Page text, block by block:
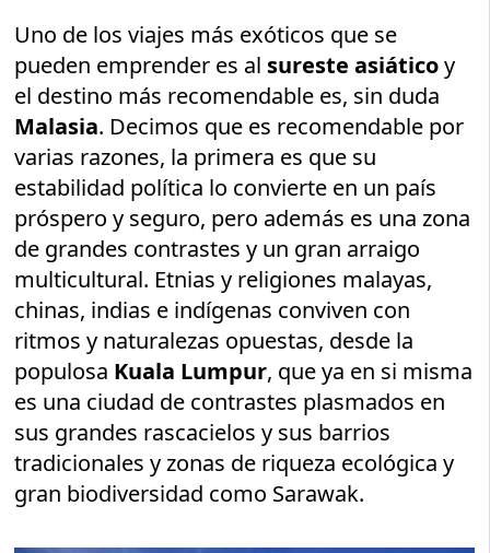
Uno de los viajes más exóticos que se
pueden emprender es al sureste asiáticoy
el destino más recomendable es, sin duda
Malasia. Decimos que es recomendable por
varias razones, la primera es que su
estabilidad política lo convierte en un país
próspero y seguro, pero además es una zona
de grandes contrastes y un gran arraigo
multicultural. Etnias y religiones malayas,
chinas, indias e indígenas conviven con
ritmos y naturalezas opuestas, desde la
populosa Kuala Lumpur, que ya en si misma
es una ciudad de contrastes plasmados en
sus grandes rascacielos y sus barrios
tradicionales y zonas de riqueza ecológica y
gran biodiversidad como Sarawak.